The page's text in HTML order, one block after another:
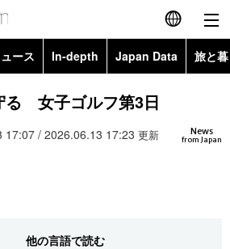
English
简体字
繁體字
ース In-depth Japan Data 旅と
Images
る 女子ゴルフ第3日
News
from Japan
17:07 / 2026.06.13 17:23 更新
他の言語で読む